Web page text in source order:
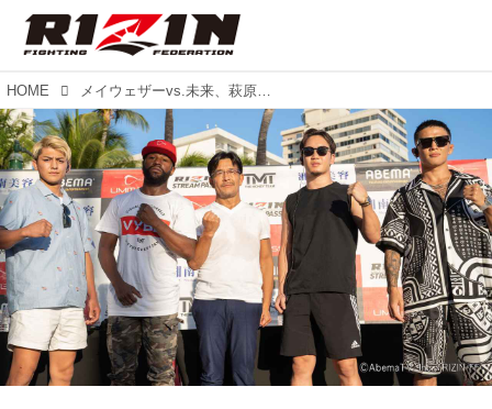
HOME メイウェザーvs.未来、萩原vs.鈴木千裕がハワイ会見に登壇！超RIZIN / 湘南美容クリニック presents RIZIN.38 対戦カード発表記者会見